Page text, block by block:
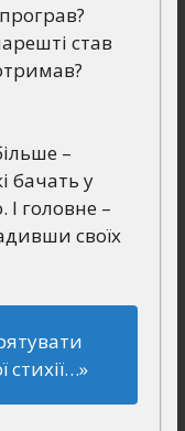
став
–
бачать у
головне –
своїх
стихії…»